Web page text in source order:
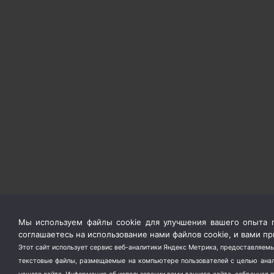
Мы используем файлы cookie для улучшения вашего опыта
соглашаетесь на использование нами файлов cookie, и вами
Этот сайт использует сервис веб-аналитики Яндекс Метрика,
текстовые файлы, размещаемые на компьютере пользователей с целью